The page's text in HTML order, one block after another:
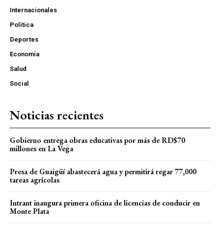
Internacionales
Política
Deportes
Economía
Salud
Social
Noticias recientes
Gobierno entrega obras educativas por más de RD$70
millones en La Vega
Presa de Guaigüí abastecerá agua y permitirá regar 77,000
tareas agrícolas
Intrant inaugura primera oficina de licencias de conducir en
Monte Plata